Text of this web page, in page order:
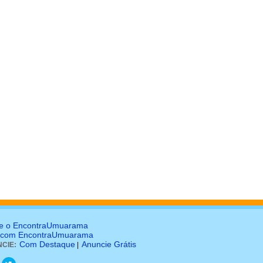
o EncontraUmuarama
EncontraUmuarama
Com Destaque Anuncie Grátis